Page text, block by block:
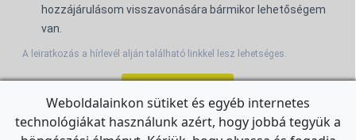
hozzájárulásom visszavonására bármikor lehetőségem
van.
A leiratkozás a hírlevél alján található linkkel lesz lehetséges.
For the English Newsletter, clickHERE.
Weboldalainkon sütiket és egyéb internetes
technológiákat használunk azért, hogy jobbá tegyük a